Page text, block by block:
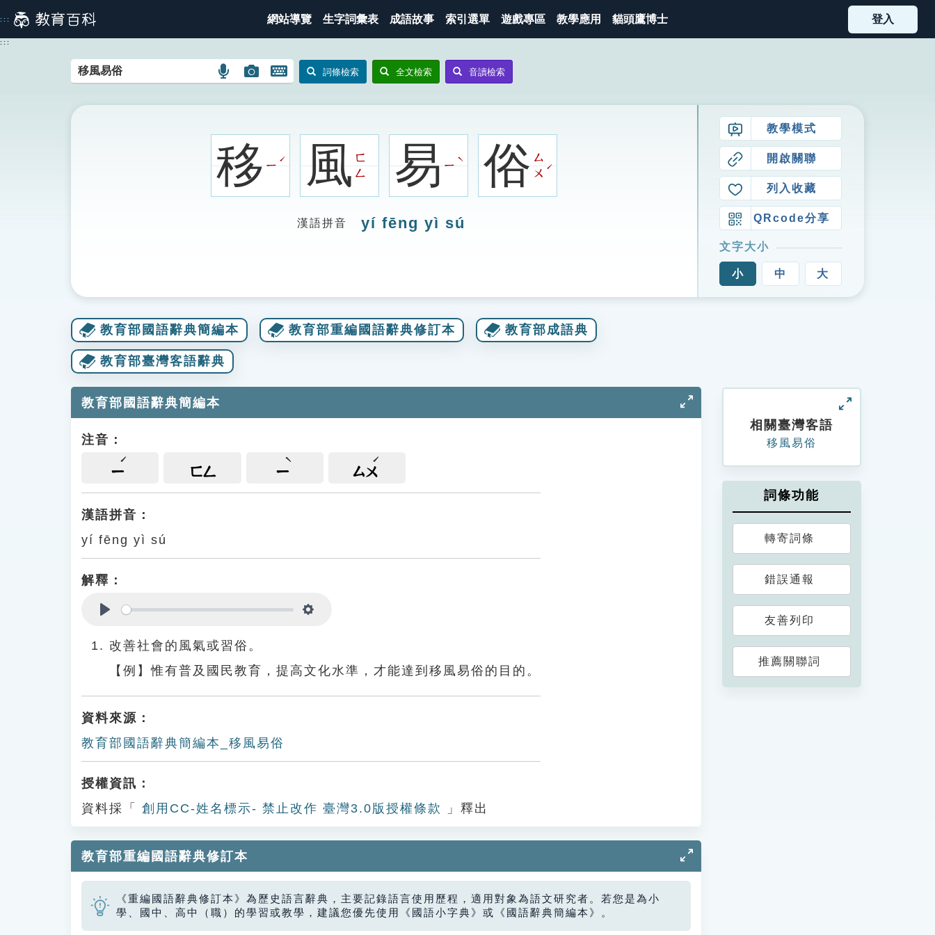
到
主
::: 網站導覽 生字詞彙表 成語故事 索引選單 遊戲專區 教學應用 貓頭鷹博士 登入
:::
語
搜
圖
示
圖
搜
圖
示
開
鍵
圖
示
詞條檢索 全文檢索 音讀檢索
移ㄧ
ˊ 風ㄈ
ㄥ
易ㄧ
ˋ 俗ㄙ
ㄨ
ˊ
漢語拼音 yí fēng yì sú
教學模式
開啟關聯
列入收藏
QRcode分享
文字大小
小 中 大
教育部國語辭典簡編本 教育部重編國語辭典修訂本 教育部成語典
教育部臺灣客語辭典
教育部國語辭典簡編本
注音：
ㄧ ㄈㄥ ㄧ ㄙㄨ
漢語拼音：
yí fēng yì sú
解釋：
改善社會的風氣或習俗。
【例】惟有普及國民教育，提高文化水準，才能達到移風易俗的目的。
資料來源：
教育部國語辭典簡編本_移風易俗
授權資訊：
資料採「
創用CC-姓名標示- 禁止改作 臺灣3.0版授權條款 」釋出
教育部重編國語辭典修訂本
《重編國語辭典修訂本》為歷史語言辭典，主要記錄語言使用歷程，適用對象為語文研究者。若您是為小
學、國中、高中（職）的學習或教學，建議您優先使用《國語小字典》或《國語辭典簡編本》。
相關臺灣客語
移風易俗
詞條功能
轉寄詞條
錯誤通報
友善列印
推薦關聯詞